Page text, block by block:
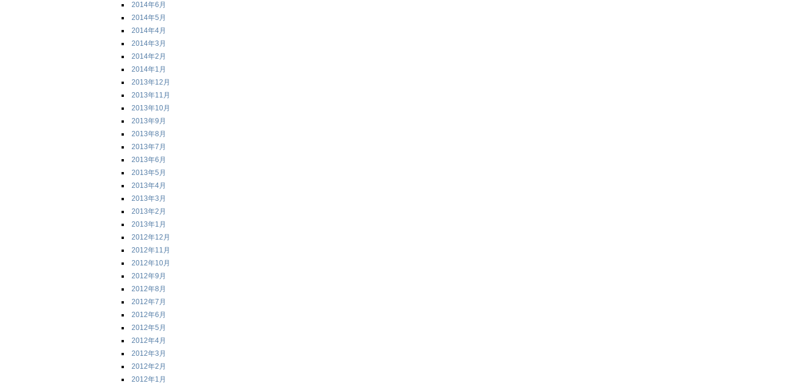
2014年6月
2014年5月
2014年4月
2014年3月
2014年2月
2014年1月
2013年12月
2013年11月
2013年10月
2013年9月
2013年8月
2013年7月
2013年6月
2013年5月
2013年4月
2013年3月
2013年2月
2013年1月
2012年12月
2012年11月
2012年10月
2012年9月
2012年8月
2012年7月
2012年6月
2012年5月
2012年4月
2012年3月
2012年2月
2012年1月